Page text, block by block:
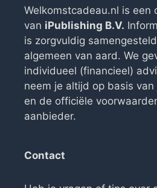
Welkomstcadeau.nl is een
van iPublishing B.V.
is zorgvuldig
algemeen van aard. We
individueel (financieel)
neem je altijd op basis
en de officiële
aanbieder.
Contact